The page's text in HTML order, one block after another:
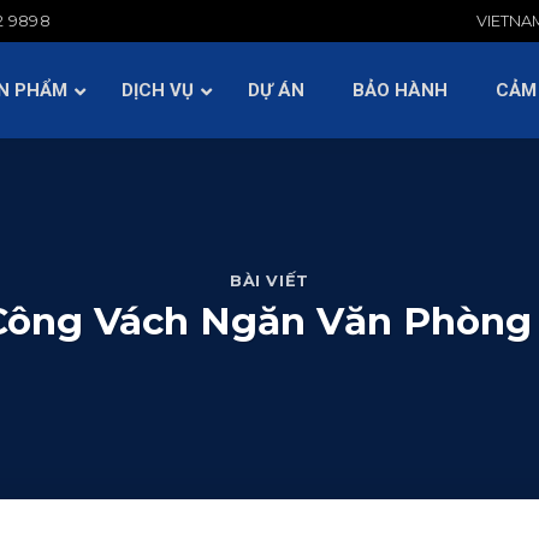
9898
PHẨM DỊCH VỤ DỰ ÁN BẢO HÀNH
BÀI VIẾT
Vách Ngăn Văn
BẢO HÀNH TIN TỨC